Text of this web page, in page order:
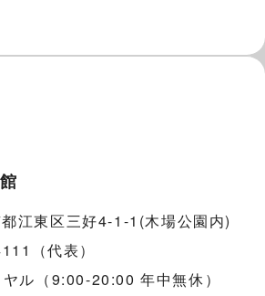
江東区三好4-1-1(木場公園内)
（代表）
ル（9:00-20:00 年中無休）